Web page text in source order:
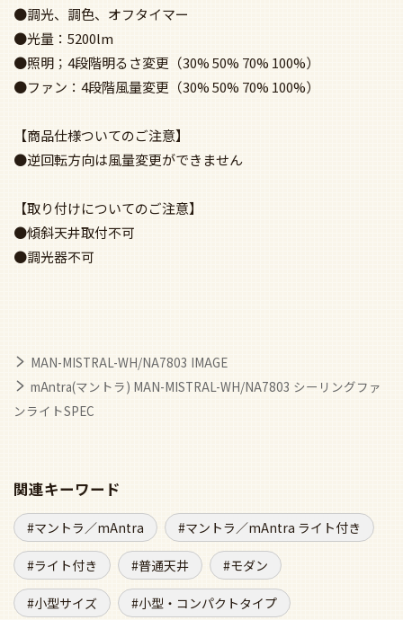
●調光、調色、オフタイマー
●光量：5200lm
●照明；4段階明るさ変更（30% 50% 70% 100%）
●ファン：4段階風量変更（30% 50% 70% 100%）
【商品仕様ついてのご注意】
●逆回転方向は風量変更ができません
【取り付けについてのご注意】
●傾斜天井取付不可
●調光器不可
MAN-MISTRAL-WH/NA7803 IMAGE
mAntra(マントラ) MAN-MISTRAL-WH/NA7803 シーリングファ
ンライトSPEC
関連キーワード
マントラ／mAntra マントラ／mAntra ライト付き
ライト付き 普通天井 モダン
小型サイズ 小型・コンパクトタイプ